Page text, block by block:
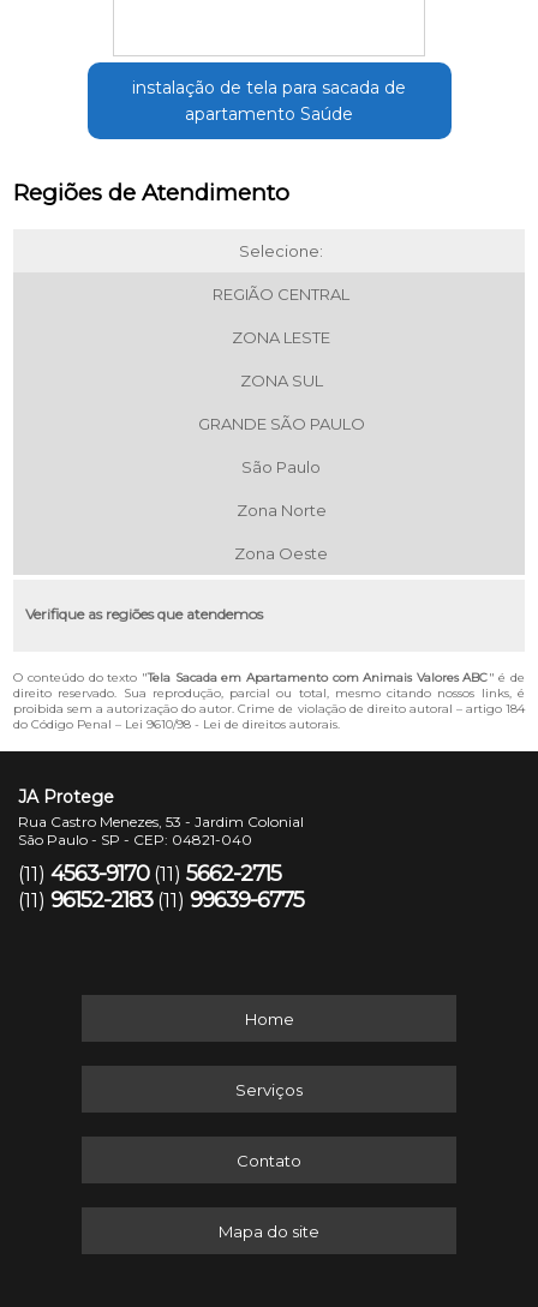
instalação de tela para sacada de
apartamento Saúde
Regiões de Atendimento
Selecione:
REGIÃO CENTRAL
ZONA LESTE
ZONA SUL
GRANDE SÃO PAULO
São Paulo
Zona Norte
Zona Oeste
Verifique as regiões que atendemos
O conteúdo do texto "Tela Sacada em Apartamento com Animais Valores ABC" é de
direito reservado. Sua reprodução, parcial ou total, mesmo citando nossos links, é
proibida sem a autorização do autor. Crime de violação de direito autoral – artigo 184
do Código Penal – Lei 9610/98 - Lei de direitos autorais.
JA Protege
Rua Castro Menezes, 53 - Jardim Colonial
São Paulo - SP - CEP: 04821-040
(11) 4563-9170 (11) 5662-2715
(11) 96152-2183 (11) 99639-6775
Home
Serviços
Contato
Mapa do site